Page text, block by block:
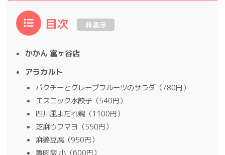
目次 非表示
かかん 富ヶ谷店
アラカルト
パクチーとグレープフルーツのサラダ（780円）
エスニック水餃子（540円）
四川風よだれ鶏（1100円）
芝麻ウフマヨ（550円）
麻婆豆腐（950円）
魯肉飯 小（600円）